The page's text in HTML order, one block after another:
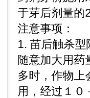
于芽后剂量的
注意事项：
1. 苗后触杀
随意加大用药
多时，作物上
用，经过１０